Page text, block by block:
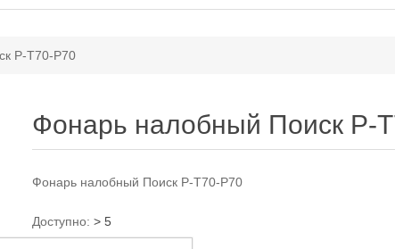
P-T70-P70
Фонарь налобный Поиск P-
Фонарь налобный Поиск P-T70-P70
Доступно: > 5